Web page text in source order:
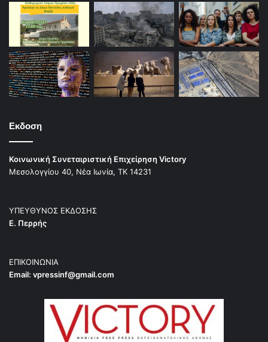
Εκδοση
Κοινωνική Συνεταιριστική Επιχείρηση Victory
Μεσολογγίου 40, Νέα Ιωνία, ΤΚ 14231
ΥΠΕΥΘΥΝΟΣ ΕΚΔΟΣΗΣ
Ε. Περρής
ΕΠΙΚΟΙΝΩΝΙΑ
Email: vpressinf@gmail.com